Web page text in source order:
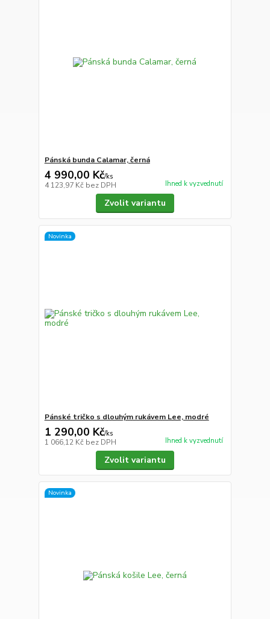
Pánská bunda Calamar, černá
4 990,00 Kč/ks
4 123,97 Kč bez DPH Ihned k vyzvednutí
Zvolit variantu
Novinka
Pánské tričko s dlouhým rukávem Lee, modré
1 290,00 Kč/ks
1 066,12 Kč bez DPH Ihned k vyzvednutí
Zvolit variantu
Novinka